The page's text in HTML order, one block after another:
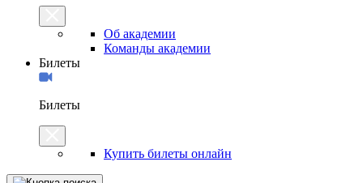
Об академии
Команды академии
Билеты
Билеты
Купить билеты онлайн